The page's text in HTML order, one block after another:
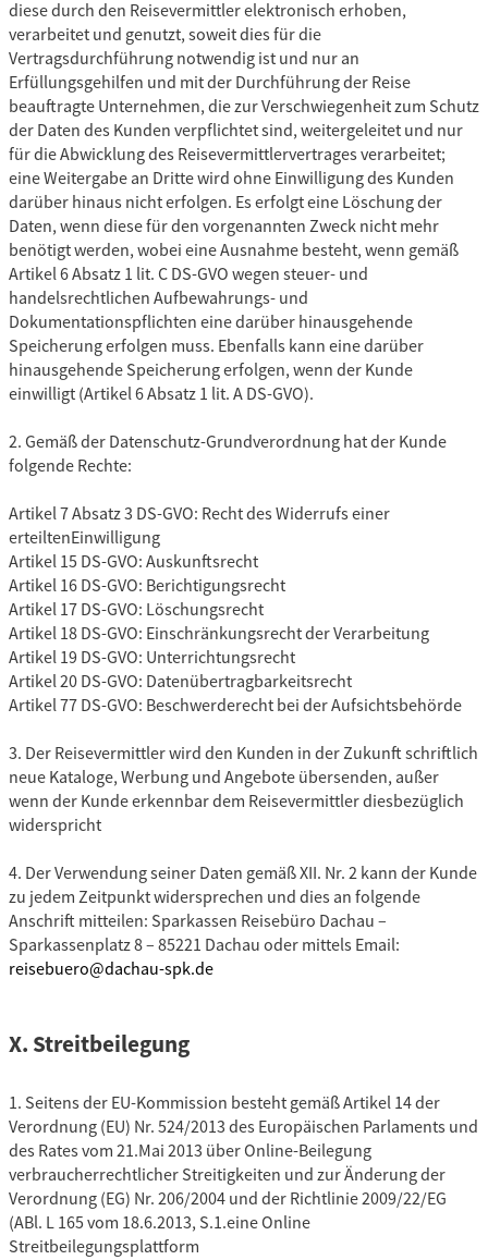
diese durch den Reisevermittler elektronisch erhoben,
verarbeitet und genutzt, soweit dies für die
Vertragsdurchführung notwendig ist und nur an
Erfüllungsgehilfen und mit der Durchführung der Reise
beauftragte Unternehmen, die zur Verschwiegenheit zum Schutz
der Daten des Kunden verpflichtet sind, weitergeleitet und nur
für die Abwicklung des Reisevermittlervertrages verarbeitet;
eine Weitergabe an Dritte wird ohne Einwilligung des Kunden
darüber hinaus nicht erfolgen. Es erfolgt eine Löschung der
Daten, wenn diese für den vorgenannten Zweck nicht mehr
benötigt werden, wobei eine Ausnahme besteht, wenn gemäß
Artikel 6 Absatz 1 lit. C DS-GVO wegen steuer- und
handelsrechtlichen Aufbewahrungs- und
Dokumentationspflichten eine darüber hinausgehende
Speicherung erfolgen muss. Ebenfalls kann eine darüber
hinausgehende Speicherung erfolgen, wenn der Kunde
einwilligt (Artikel 6 Absatz 1 lit. A DS-GVO).
2. Gemäß der Datenschutz-Grundverordnung hat der Kunde
folgende Rechte:
Artikel 7 Absatz 3 DS-GVO: Recht des Widerrufs einer
erteiltenEinwilligung
Artikel 15 DS-GVO: Auskunftsrecht
Artikel 16 DS-GVO: Berichtigungsrecht
Artikel 17 DS-GVO: Löschungsrecht
Artikel 18 DS-GVO: Einschränkungsrecht der Verarbeitung
Artikel 19 DS-GVO: Unterrichtungsrecht
Artikel 20 DS-GVO: Datenübertragbarkeitsrecht
Artikel 77 DS-GVO: Beschwerderecht bei der Aufsichtsbehörde
3. Der Reisevermittler wird den Kunden in der Zukunft schriftlich
neue Kataloge, Werbung und Angebote übersenden, außer
wenn der Kunde erkennbar dem Reisevermittler diesbezüglich
widerspricht
4. Der Verwendung seiner Daten gemäß XII. Nr. 2 kann der Kunde
zu jedem Zeitpunkt widersprechen und dies an folgende
Anschrift mitteilen: Sparkassen Reisebüro Dachau –
Sparkassenplatz 8 – 85221 Dachau oder mittels Email:
reisebuero@dachau-spk.de
X. Streitbeilegung
1. Seitens der EU-Kommission besteht gemäß Artikel 14 der
Verordnung (EU) Nr. 524/2013 des Europäischen Parlaments und
des Rates vom 21.Mai 2013 über Online-Beilegung
verbraucherrechtlicher Streitigkeiten und zur Änderung der
Verordnung (EG) Nr. 206/2004 und der Richtlinie 2009/22/EG
(ABl. L 165 vom 18.6.2013, S.1.eine Online
Streitbeilegungsplattform